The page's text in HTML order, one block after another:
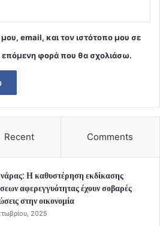
email, και τον ιστότοπο μου σε
επόμενη φορά που θα σχολιάσω.
Recent Comments
Η καθυστέρηση εκδίκασης
αφερεγγυότητας έχουν σοβαρές
στην οικονομία
2025